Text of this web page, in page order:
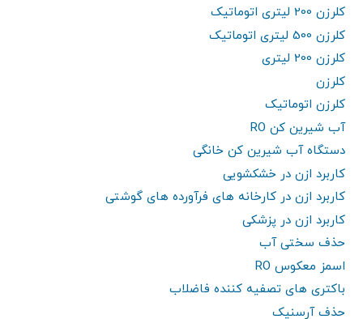
کلرزن 200 لیتری اتوماتیک
کلرزن 500 لیتری اتوماتیک
کلرزن 200 لیتری
کلرزن
کلرزن اتوماتیک
آب شیرین کن RO
دستگاه آب شیرین کن خانگی
کاربرد ازن در خشکشویی
کاربرد ازن در کارخانه های فرآورده های گوشتی
کاربرد ازن در پزشکی
حذف سختی آب
اسمز معکوس RO
باکتری های تصفیه کننده فاضلاب
حذف آرسنیک